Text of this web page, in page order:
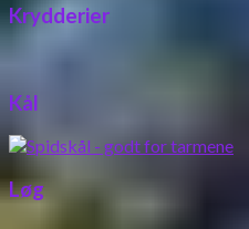
Krydderier
Kål
Løg